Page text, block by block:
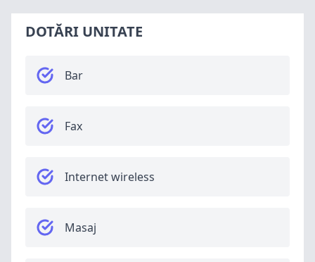
DOTĂRI UNITATE
Bar
Fax
Internet wireless
Masaj